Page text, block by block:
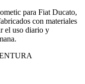
para Fiat Ducato,
con materiales
el uso diario y